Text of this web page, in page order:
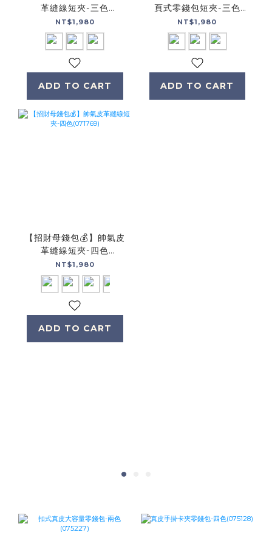
革縫線短夾-三色
(072986)
NT$1,980
ADD TO CART
頁式零錢包短夾-三色
(075137)
NT$1,980
ADD TO CART
【招財母錢包💰】帥氣皮
革縫線短夾-四色
(071769)
NT$1,980
ADD TO CART